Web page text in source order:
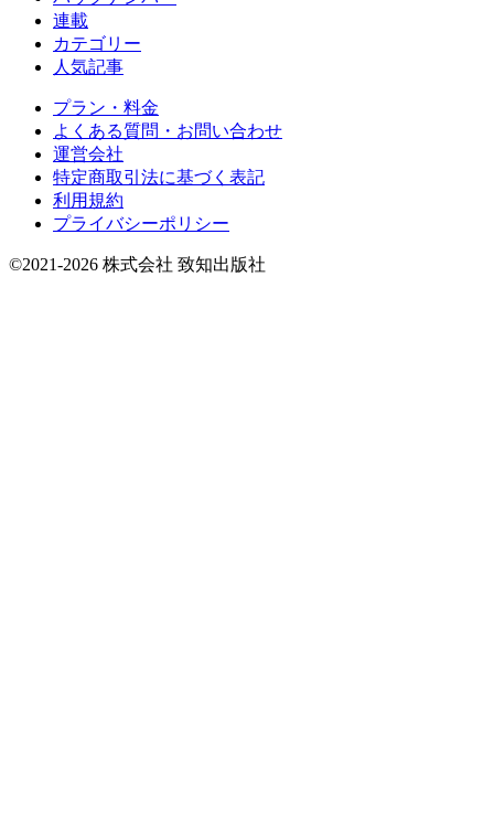
連載
カテゴリー
人気記事
プラン・料金
よくある質問・お問い合わせ
運営会社
特定商取引法に基づく表記
利用規約
プライバシーポリシー
©2021-2026 株式会社 致知出版社